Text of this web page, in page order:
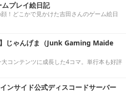
プレイ絵日記
！どこかで見かけた吉田さんのゲーム絵日
】じゃんげま（Junk Gaming Maide
コンテンツに成長した4コマ。単行本も好評
ンサイド公式ディスコードサーバー